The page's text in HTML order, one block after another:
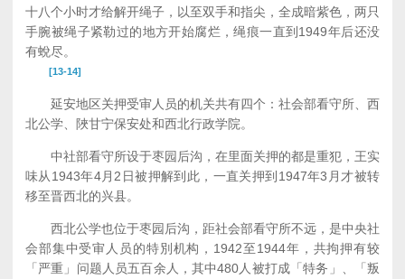
十八个小时才给解开绳子，以至双手和指尖，全成暗紫色，两只
手腕被绳子紧勒过的地方开始腐烂，绳痕一直到1949年后还没
有蛻尽。
[13-14]
延安地区关押受审人员的机关共有四个：社会部看守所、西
北公学、陜甘宁保安处和西北行政学院。
中社部看守所设于枣园后沟，在里面关押的都是重犯，王实
味从1943年4月2日被押解到此，一直关押到1947年3月才被转
移至晋西北的兴县。
西北公学也位于枣园后沟，距社会部看守所不远，是中央社
会部集中受审人员的特別机构，1942至1944年，共拘押有较
「严重」问题人员五百余人，其中480人被打成「特务」、「叛